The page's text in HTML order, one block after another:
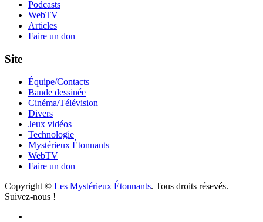
Podcasts
WebTV
Articles
Faire un don
Site
Équipe/Contacts
Bande dessinée
Cinéma/Télévision
Divers
Jeux vidéos
Technologie
Mystérieux Étonnants
WebTV
Faire un don
Copyright © Les Mystérieux Étonnants. Tous droits résevés.
Suivez-nous !